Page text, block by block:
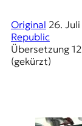
s
s
e
n
Original 26. Juli
Republic
Übersetzung
(gekürzt)